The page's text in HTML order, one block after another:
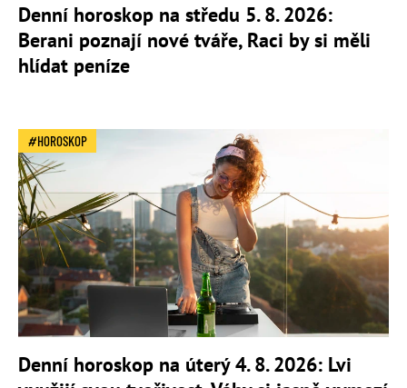
Denní horoskop na středu 5. 8. 2026:
Berani poznají nové tváře, Raci by si měli
hlídat peníze
HOROSKOP
Denní horoskop na úterý 4. 8. 2026: Lvi